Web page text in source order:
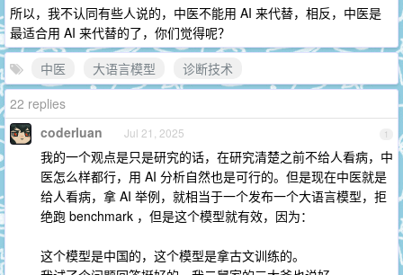
所以，我不认同有些人说的，中医不能用 AI 来代替，相反，中医是
最适合用 AI 来代替的了，你们觉得呢？
中医
大语言模型
诊断技术
22 replies
1
coderluan Jul 21, 2025
我的一个观点是只是研究的话，在研究清楚之前不给人看病，中
医怎么样都行，用 AI 分析自然也是可行的。但是现在中医就是
给人看病，拿 AI 举例，就相当于一个发布一个大语言模型，拒
绝跑 benchmark ，但是这个模型就有效，因为：
这个模型是中国的，这个模型是拿古文训练的。